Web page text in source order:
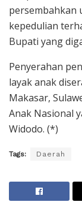
persembahkan
kepedulian
Bupati yang
Penyerahan
layak anak
Makasar,
Anak Nasional
Widodo. (*)
Tags: Daerah